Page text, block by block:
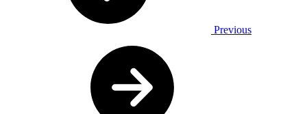
Previous